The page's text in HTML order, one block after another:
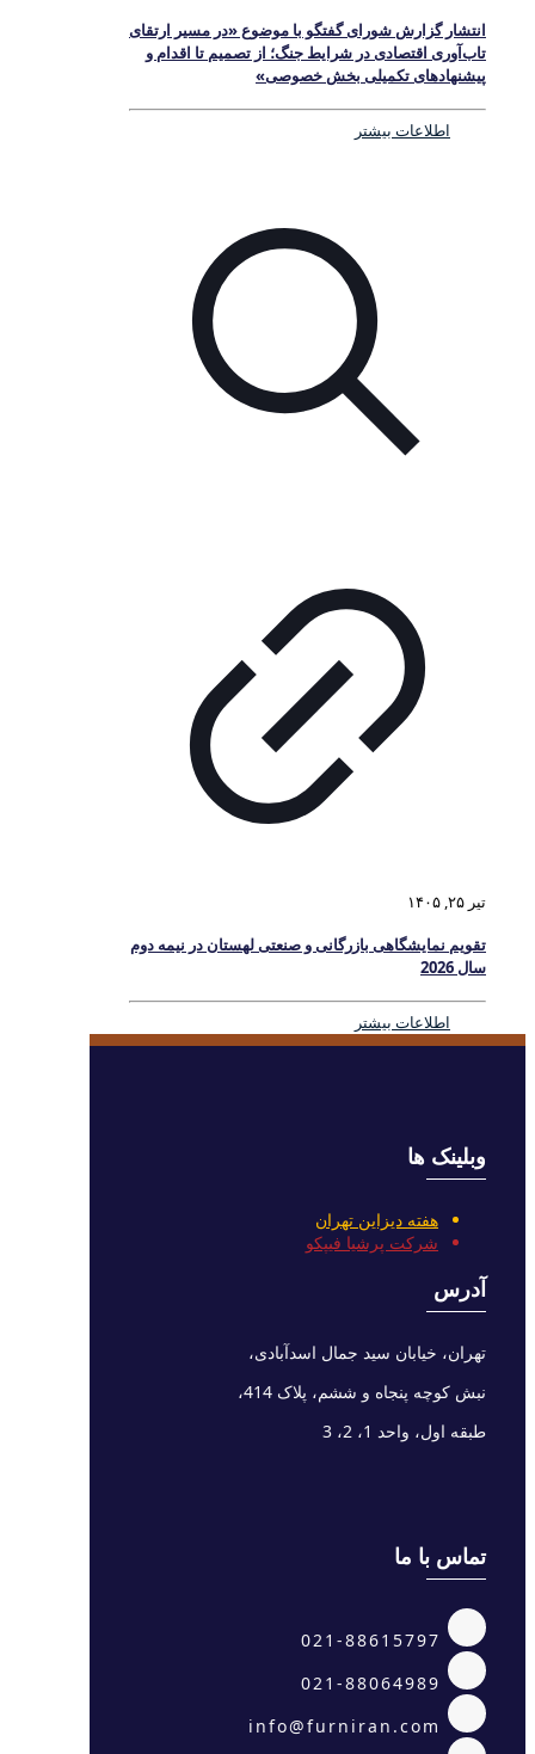
انتشار گزارش شورای گفتگو با موضوع «در مسیر ارتقای
تاب‌آوری اقتصادی در شرایط جنگ؛ از تصمیم تا اقدام و
پیشنهادهای تکمیلی بخش خصوصی»
اطلاعات بیشتر
تیر ۲۵, ۱۴۰۵
تقویم نمایشگاهی بازرگانی و صنعتی لهستان در نیمه دوم
سال 2026
اطلاعات بیشتر
وبلینک ها
هفته دیزاین تهران
شرکت پرشیا فیپکو
آدرس
تهران، خیابان سید جمال اسدآبادی،
نبش کوچه پنجاه و ششم، پلاک 414،
طبقه اول، واحد 1، 2، 3
تماس با ما